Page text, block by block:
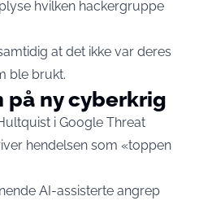
hvilken hackergruppe
at det ikke var deres
ble brukt.
på ny cyberkrig
i Google Threat
hendelsen som «toppen
AI-assisterte angrep